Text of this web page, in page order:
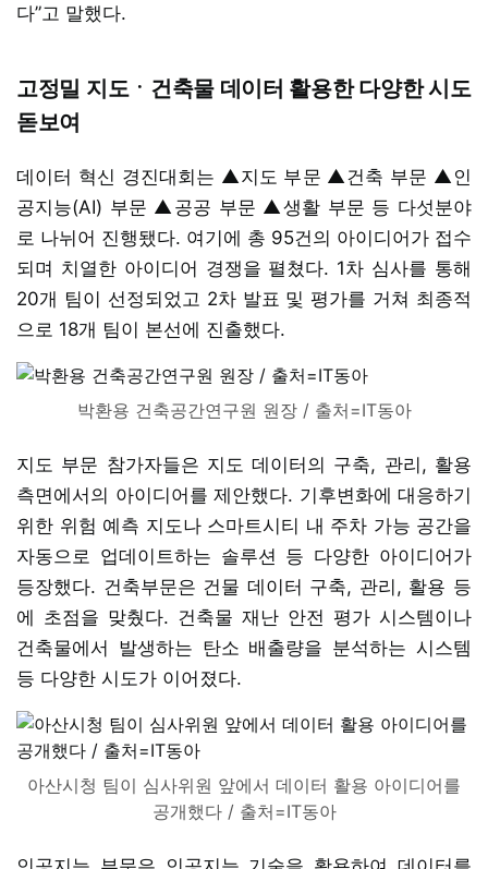
다”고 말했다.
고정밀 지도ㆍ건축물 데이터 활용한 다양한 시도
돋보여
데이터 혁신 경진대회는 ▲지도 부문 ▲건축 부문 ▲인
공지능(AI) 부문 ▲공공 부문 ▲생활 부문 등 다섯분야
로 나뉘어 진행됐다. 여기에 총 95건의 아이디어가 접수
되며 치열한 아이디어 경쟁을 펼쳤다. 1차 심사를 통해
20개 팀이 선정되었고 2차 발표 및 평가를 거쳐 최종적
으로 18개 팀이 본선에 진출했다.
박환용 건축공간연구원 원장 / 출처=IT동아
지도 부문 참가자들은 지도 데이터의 구축, 관리, 활용
측면에서의 아이디어를 제안했다. 기후변화에 대응하기
위한 위험 예측 지도나 스마트시티 내 주차 가능 공간을
자동으로 업데이트하는 솔루션 등 다양한 아이디어가
등장했다. 건축부문은 건물 데이터 구축, 관리, 활용 등
에 초점을 맞췄다. 건축물 재난 안전 평가 시스템이나
건축물에서 발생하는 탄소 배출량을 분석하는 시스템
등 다양한 시도가 이어졌다.
아산시청 팀이 심사위원 앞에서 데이터 활용 아이디어를
공개했다 / 출처=IT동아